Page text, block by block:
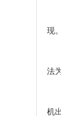
现
法
机